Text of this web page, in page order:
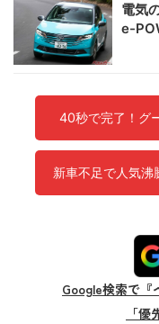
電気
e-
40秒で完了！グ
新車不足で人気
Google検索で『
「